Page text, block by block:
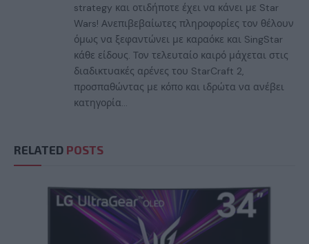
strategy και οτιδήποτε έχει να κάνει με Star
Wars! Ανεπιβεβαίωτες πληροφορίες τον θέλουν
όμως να ξεφαντώνει με καραόκε και SingStar
κάθε είδους. Τον τελευταίο καιρό μάχεται στις
διαδικτυακές αρένες του StarCraft 2,
προσπαθώντας με κόπο και ιδρώτα να ανέβει
κατηγορία...
RELATED POSTS